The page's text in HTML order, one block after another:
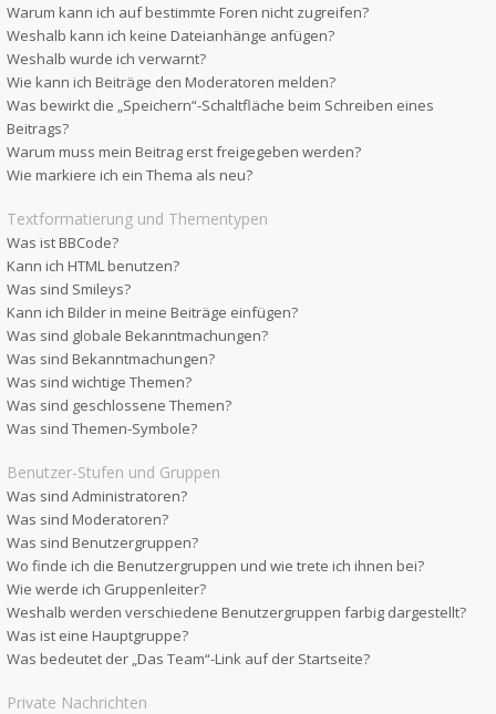
Warum kann ich auf bestimmte Foren nicht zugreifen?
Weshalb kann ich keine Dateianhänge anfügen?
Weshalb wurde ich verwarnt?
Wie kann ich Beiträge den Moderatoren melden?
Was bewirkt die „Speichern“-Schaltfläche beim Schreiben eines
Beitrags?
Warum muss mein Beitrag erst freigegeben werden?
Wie markiere ich ein Thema als neu?
Textformatierung und Thementypen
Was ist BBCode?
Kann ich HTML benutzen?
Was sind Smileys?
Kann ich Bilder in meine Beiträge einfügen?
Was sind globale Bekanntmachungen?
Was sind Bekanntmachungen?
Was sind wichtige Themen?
Was sind geschlossene Themen?
Was sind Themen-Symbole?
Benutzer-Stufen und Gruppen
Was sind Administratoren?
Was sind Moderatoren?
Was sind Benutzergruppen?
Wo finde ich die Benutzergruppen und wie trete ich ihnen bei?
Wie werde ich Gruppenleiter?
Weshalb werden verschiedene Benutzergruppen farbig dargestellt?
Was ist eine Hauptgruppe?
Was bedeutet der „Das Team“-Link auf der Startseite?
Private Nachrichten